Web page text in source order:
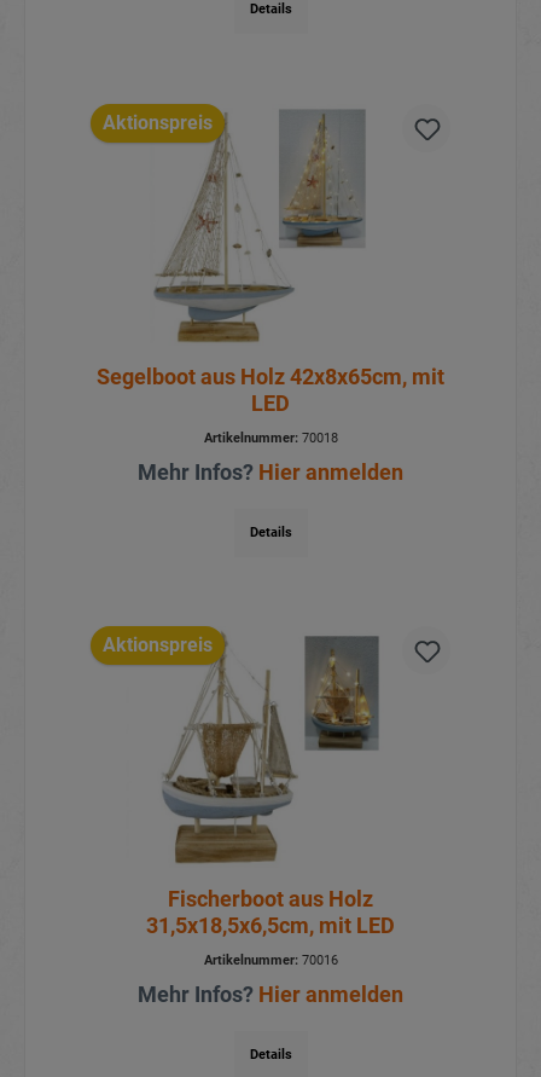
Details
Aktionspreis
Segelboot aus Holz 42x8x65cm, mit
LED
Artikelnummer:70018
Mehr Infos? Hier anmelden
Details
Aktionspreis
Fischerboot aus Holz
31,5x18,5x6,5cm, mit LED
Artikelnummer:70016
Mehr Infos? Hier anmelden
Details